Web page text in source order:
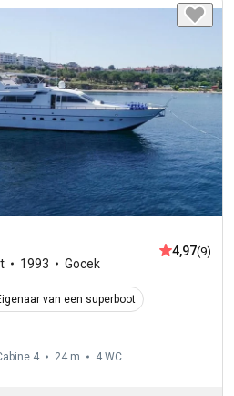
1993 Gocek
4,97(9)
van een superboot
4 24 m 4 WC